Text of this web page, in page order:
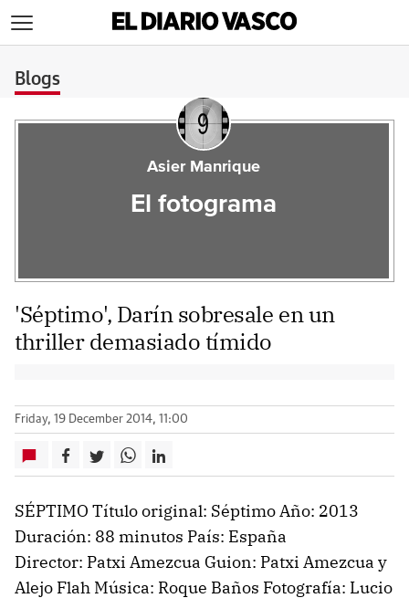
Blogs
Asier Manrique
El fotograma
'Séptimo', Darín sobresale en un
thriller demasiado tímido
Friday, 19 December 2014, 11:00
SÉPTIMO Título original: Séptimo Año: 2013
Duración: 88 minutos País: España
Director: Patxi Amezcua Guion: Patxi Amezcua y
Alejo Flah Música: Roque Baños Fotografía: Lucio